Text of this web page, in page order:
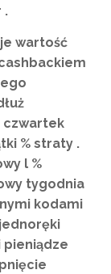
.
wartość
% straty .
l %
tygodnia
kodami
pieniądze